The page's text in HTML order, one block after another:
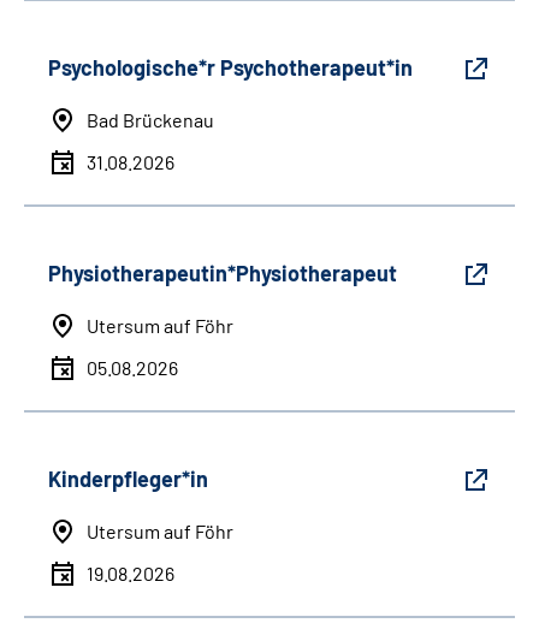
Psychologische*r Psychotherapeut*in
Bad Brückenau
31.08.2026
Physiotherapeutin*Physiotherapeut
Utersum auf Föhr
05.08.2026
Kinderpfleger*in
Utersum auf Föhr
19.08.2026